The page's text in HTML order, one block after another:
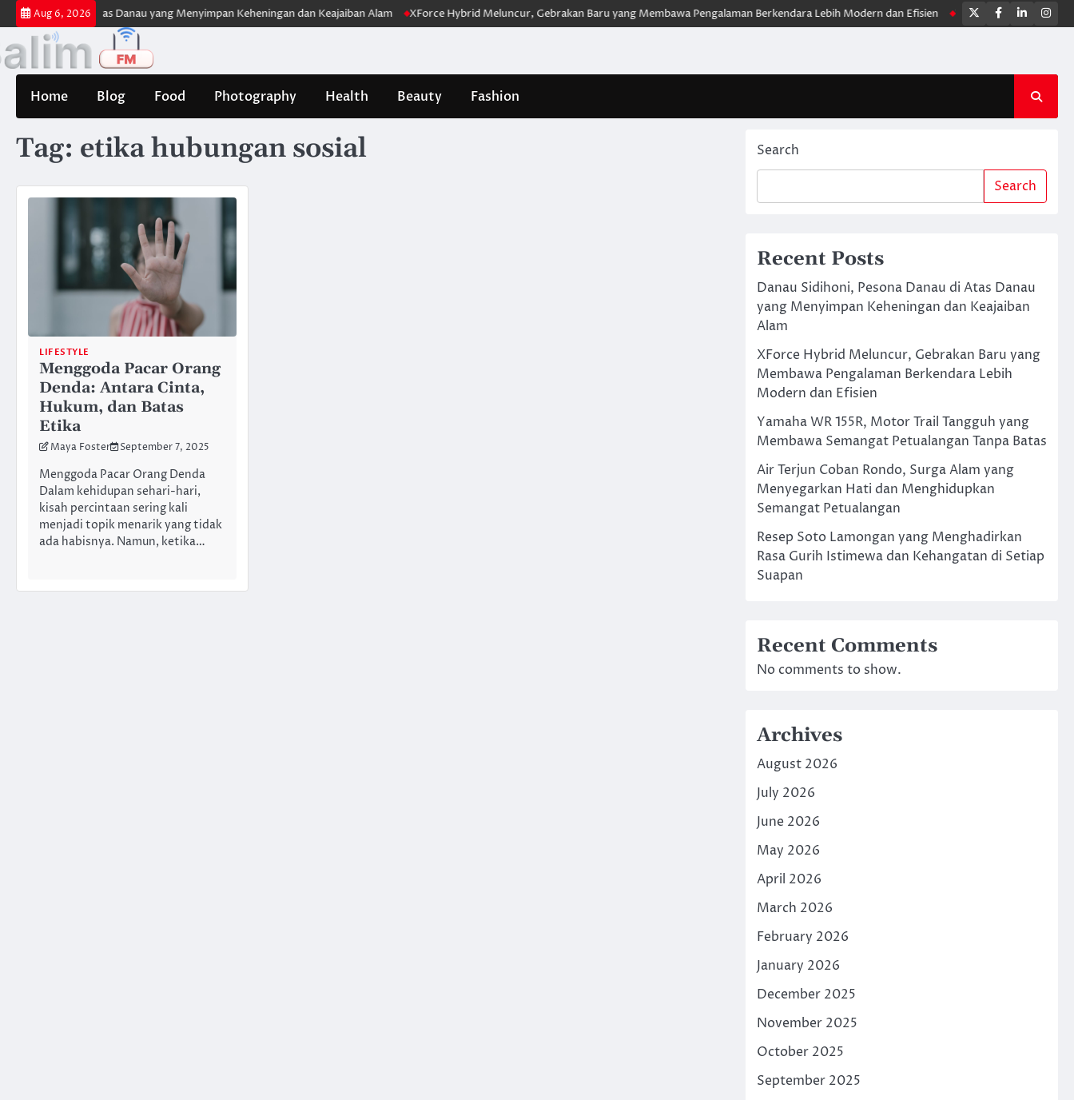
Skip
to
content
Aug 6, 2026
Danau di Atas Danau yang Menyimpan Keheningan dan Keajaiban Alam XForce Hybrid Meluncur, Gebrakan Baru yang Membawa Pengalaman Berkendara Lebih Modern dan Efisien Yamaha WR 155R, Motor Trail
Twitter
Facebook
LinkedIn
Home Blog Food Photography Health Beauty Fashion
Tag: etika hubungan sosial
LIFESTYLE
Menggoda Pacar Orang
Denda: Antara Cinta,
Hukum, dan Batas
Etika
Maya Foster September 7, 2025
Menggoda Pacar Orang Denda
Dalam kehidupan sehari-hari,
kisah percintaan sering kali
menjadi topik menarik yang tidak
ada habisnya. Namun, ketika…
Search
Search
Recent Posts
Danau Sidihoni, Pesona Danau di Atas Danau
yang Menyimpan Keheningan dan Keajaiban
Alam
XForce Hybrid Meluncur, Gebrakan Baru yang
Membawa Pengalaman Berkendara Lebih
Modern dan Efisien
Yamaha WR 155R, Motor Trail Tangguh yang
Membawa Semangat Petualangan Tanpa Batas
Air Terjun Coban Rondo, Surga Alam yang
Menyegarkan Hati dan Menghidupkan
Semangat Petualangan
Resep Soto Lamongan yang Menghadirkan
Rasa Gurih Istimewa dan Kehangatan di Setiap
Suapan
Recent Comments
No comments to show.
Archives
August 2026
July 2026
June 2026
May 2026
April 2026
March 2026
February 2026
January 2026
December 2025
November 2025
October 2025
September 2025